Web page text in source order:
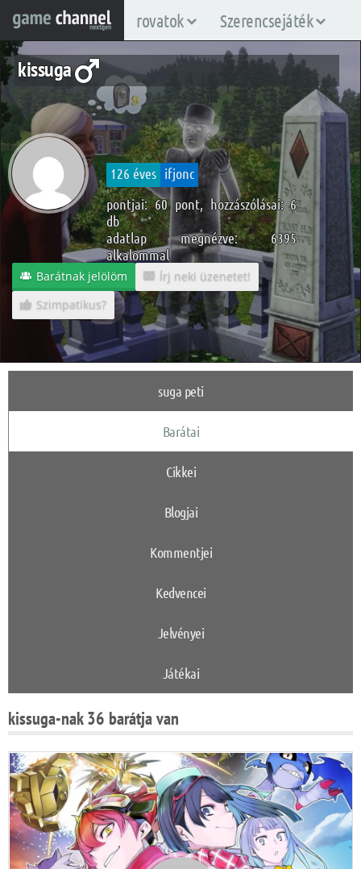
rovatok Szerencsejáték
kissuga
126 éves ifjonc
pontjai: 60 pont, hozzászólásai: 6
db
adatlap megnézve: 6395
alkalommal
Barátnak jelölöm
Írj neki üzenetet!
Szimpatikus?
suga peti
Barátai
Cikkei
Blogjai
Kommentjei
Kedvencei
Jelvényei
Játékai
kissuga-nak 36 barátja van